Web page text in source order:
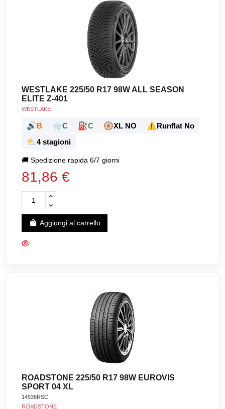
WESTLAKE 225/50 R17 98W ALL SEASON
ELITE Z-401
WESTLAKE
🔊B 🌧️C ⛽C 🛞XL NO ⚠️Runflat No
⛅4 stagioni
🚚Spedizione rapida 6/7 giorni
81,86 €
Aggiungi al carrello
ROADSTONE 225/50 R17 98W EUROVIS
SPORT 04 XL
14538RSC
ROADSTONE